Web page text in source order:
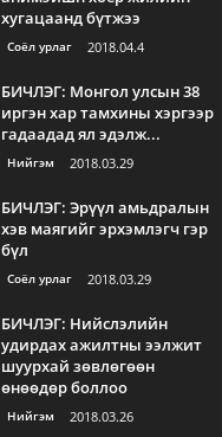
хугацаанд бүтжээ
Соёл урлаг 2018.04.4
БИЧЛЭГ: Монгол улсын 38
иргэн хар тамхины хэргээр
гадаадад ял эдэлж...
Нийгэм 2018.03.29
БИЧЛЭГ: Эрүүл амьдралын
хэв маягийг эрхэмлэгч гэр
бүл
Соёл урлаг 2018.03.29
БИЧЛЭГ: Нийслэлийн
удирдах ажилтны ээлжит
шуурхай зөвлөгөөн
өнөөдөр боллоо
Нийгэм 2018.03.26